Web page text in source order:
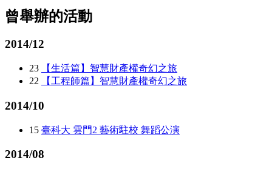
曾舉辦的活動
2014/12
23
【生活篇】智慧財產權奇幻之旅
22
【工程師篇】智慧財產權奇幻之旅
2014/10
15 臺科大 雲門2 藝術駐校 舞蹈公演
2014/08